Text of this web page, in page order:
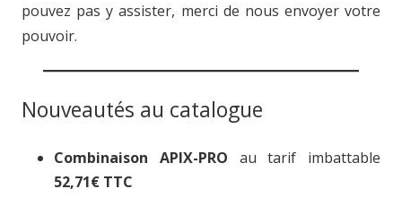
pouvez pas y assister, merci de nous envoyer votre
pouvoir.
Nouveautés au catalogue
Combinaison APIX-PRO au tarif imbattable
52,71€ TTC